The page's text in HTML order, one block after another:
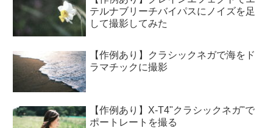
テルナブリーチバイパスにノイズを足
して撮影してみた
【作例あり】クラシックネガで海をド
ラマチックに撮影
【作例あり】X-T4"クラシックネガ"で
ポートレートを撮る